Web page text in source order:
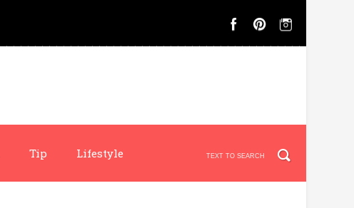
Tip Lifestyle